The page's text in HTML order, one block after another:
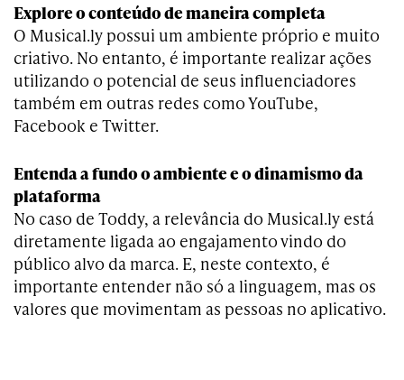
Explore o conteúdo de maneira completa
O Musical.ly possui um ambiente próprio e muito
criativo. No entanto, é importante realizar ações
utilizando o potencial de seus influenciadores
também em outras redes como YouTube,
Facebook e Twitter.
Entenda a fundo o ambiente e o dinamismo da
plataforma
No caso de Toddy, a relevância do Musical.ly está
diretamente ligada ao engajamento vindo do
público alvo da marca. E, neste contexto, é
importante entender não só a linguagem, mas os
valores que movimentam as pessoas no aplicativo.